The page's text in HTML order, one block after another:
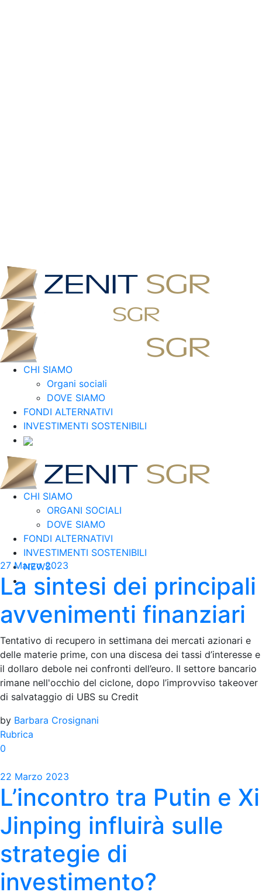
CHI SIAMO
Organi sociali
DOVE SIAMO
FONDI ALTERNATIVI
INVESTIMENTI SOSTENIBILI
CHI SIAMO
ORGANI SOCIALI
DOVE SIAMO
FONDI ALTERNATIVI
INVESTIMENTI SOSTENIBILI
NEWS
27 Marzo 2023
La sintesi dei principali
avvenimenti finanziari
Tentativo di recupero in settimana dei mercati azionari e
delle materie prime, con una discesa dei tassi d’interesse e
il dollaro debole nei confronti dell’euro. Il settore bancario
rimane nell'occhio del ciclone, dopo l’improvviso takeover
di salvataggio di UBS su Credit
by Barbara Crosignani
Rubrica
0
22 Marzo 2023
L’incontro tra Putin e Xi
Jinping influirà sulle
strategie di
investimento?